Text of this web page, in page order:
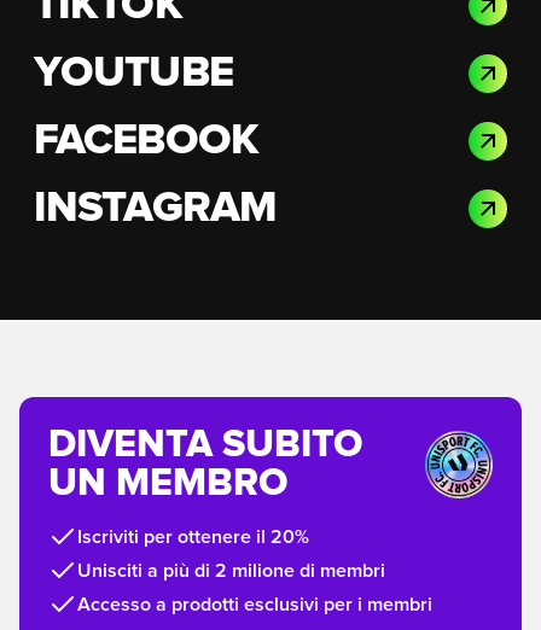
YOUTUBE
FACEBOOK
INSTAGRAM
DIVENTA SUBITO
UN MEMBRO
Iscriviti per ottenere il 20%
Unisciti a più di 2 milione di membri
Accesso a prodotti esclusivi per i membri